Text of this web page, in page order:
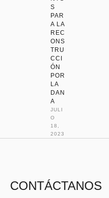
S
PAR
A LA
REC
ONS
TRU
CCI
ÓN
POR
LA
DAN
A
JULI
O
18,
2023
CONTÁCTANOS